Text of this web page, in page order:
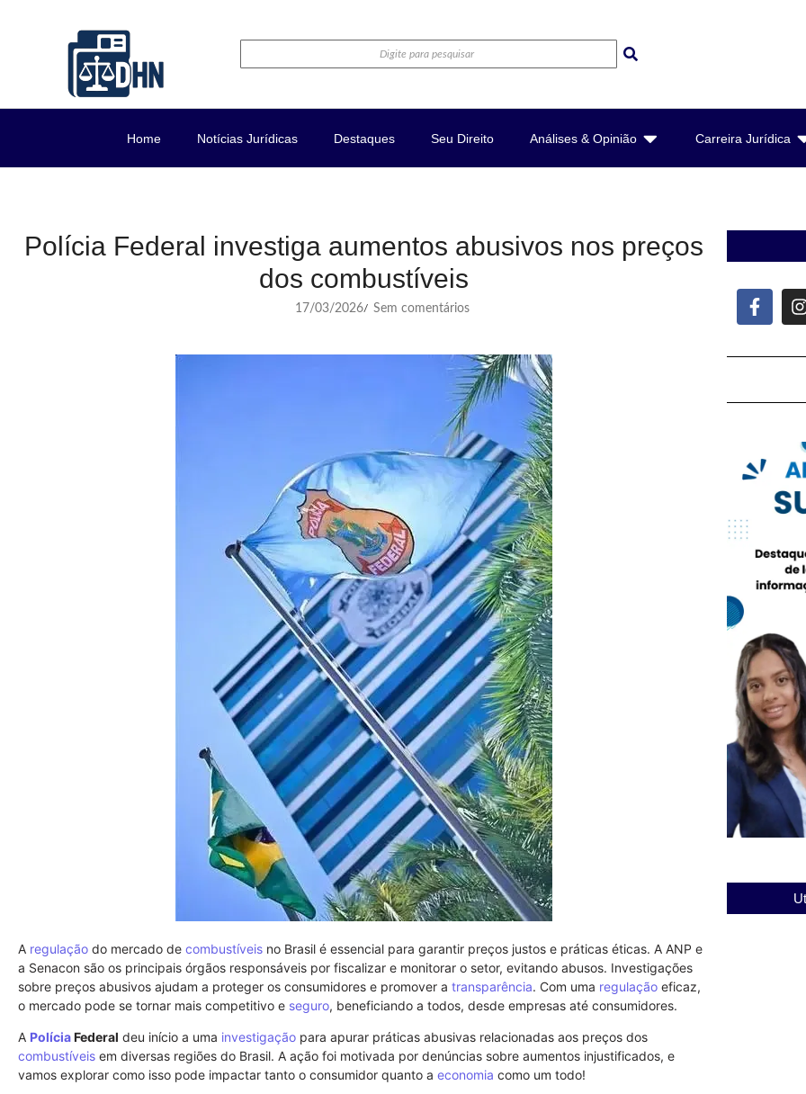
Home Notícias Jurídicas Destaques Seu Direito Análises & Opinião Carreira Jurídica
Polícia Federal investiga aumentos abusivos nos preços
dos combustíveis
17/03/2026/ Sem comentários
A regulação do mercado de combustíveis no Brasil é essencial para garantir preços justos e práticas éticas. A ANP e
a Senacon são os principais órgãos responsáveis por fiscalizar e monitorar o setor, evitando abusos. Investigações
sobre preços abusivos ajudam a proteger os consumidores e promover a transparência. Com uma regulação eficaz,
o mercado pode se tornar mais competitivo e seguro, beneficiando a todos, desde empresas até consumidores.
A PolíciaFederal deu início a uma investigação para apurar práticas abusivas relacionadas aos preços dos
combustíveis em diversas regiões do Brasil. A ação foi motivada por denúncias sobre aumentos injustificados, e
vamos explorar como isso pode impactar tanto o consumidor quanto a economia como um todo!